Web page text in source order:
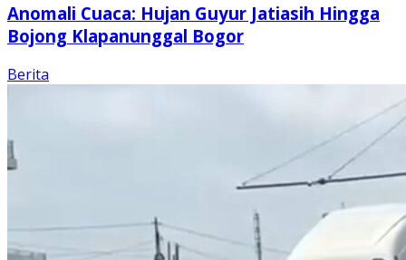
Anomali Cuaca: Hujan Guyur Jatiasih Hingga
Bojong Klapanunggal Bogor
Berita